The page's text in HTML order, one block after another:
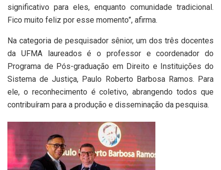
significativo para eles, enquanto comunidade tradicional.
Fico muito feliz por esse momento”, afirma.
Na categoria de pesquisador sênior, um dos três docentes
da UFMA laureados é o professor e coordenador do
Programa de Pós-graduação em Direito e Instituições do
Sistema de Justiça, Paulo Roberto Barbosa Ramos. Para
ele, o reconhecimento é coletivo, abrangendo todos que
contribuíram para a produção e disseminação da pesquisa.